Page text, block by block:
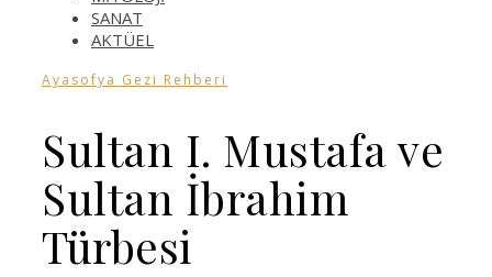
SANAT
AKTÜEL
Ayasofya Gezi Rehberi
Sultan I. Mustafa ve
Sultan İbrahim
Türbesi